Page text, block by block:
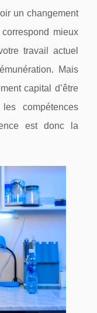
un changement
mieux
travail actuel
Mais
capital d’être
compétences
est donc la